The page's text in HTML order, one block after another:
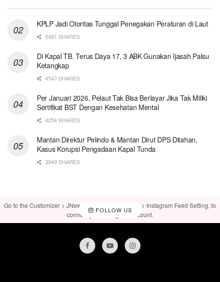
KPLP Jadi Otoritas Tunggal Penegakan Peraturan di Laut
5481 SHARES
Di Kapal TB. Terus Daya 17, 3 ABK Gunakan Ijasah Palsu
Ketangkap
4547 SHARES
Per Januari 2026, Pelaut Tak Bisa Berlayar Jika Tak Miliki
Sertifikat BST Dengan Kesehatan Mental
4254 SHARES
Mantan Direktur Pelindo & Mantan Dirut DPS Ditahan,
Kasus Korupsi Pengadaan Kapal Tunda
3949 SHARES
FOLLOW US
Go to the Customizer > JNews : Social, Like & View > Instagram Feed Setting, to
connect your Instagram account.